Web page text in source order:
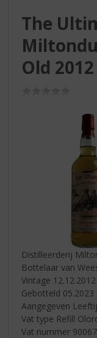
The
Old
Distilleerderij
Bottelaar van
Vintage 12.12.2012
Gebotteld 05.2023
Aangegeven
Vat type Refill
Vat nummer